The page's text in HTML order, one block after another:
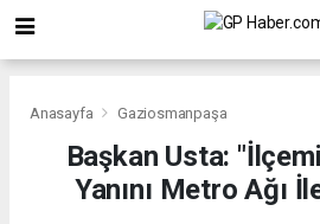
Anasayfa Gaziosmanpaşa
Başkan Usta:
Yanını Metro Ağı